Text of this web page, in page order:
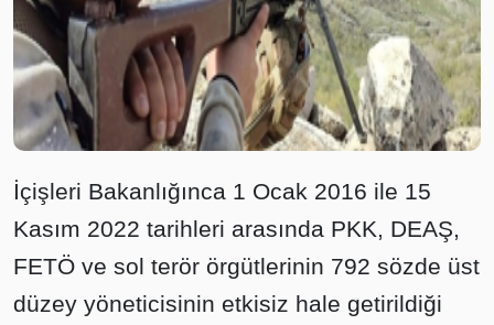
İçişleri Bakanlığınca 1 Ocak 2016 ile 15
Kasım 2022 tarihleri arasında PKK, DEAŞ,
FETÖ ve sol terör örgütlerinin 792 sözde üst
düzey yöneticisinin etkisiz hale getirildiği